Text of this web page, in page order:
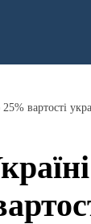
вартості